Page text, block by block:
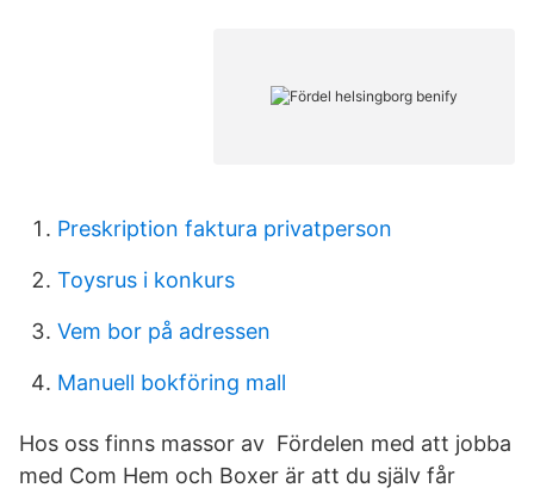
Preskription faktura privatperson
Toysrus i konkurs
Vem bor på adressen
Manuell bokföring mall
Hos oss finns massor av Fördelen med att jobba
med Com Hem och Boxer är att du själv får